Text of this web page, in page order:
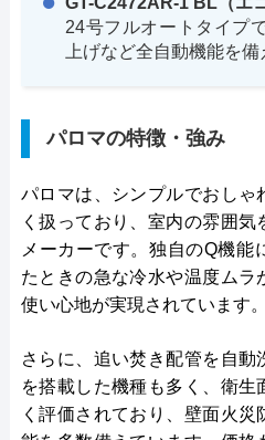
24号フルオートタイプ
上げなど全自動機能を備
パロマの特徴・強み
パロマは、シンプルでおしゃ
く扱っており、室内の雰囲
メーカーです。独自のQ機能
たときの急な冷水や温度ムラ
使い心地が実現されています。
さらに、追い焚き配管を自
を搭載した機種も多く、衛生
く評価されており、壁面火